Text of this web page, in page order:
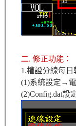
二. 修正功能：
1.權證分線每
(1)系統設定→
(2)Config.dat設